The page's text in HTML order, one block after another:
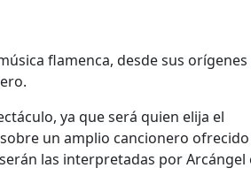
flamenca, desde sus orígenes
ya que será quien elija el
un amplio cancionero
las interpretadas por Arcángel